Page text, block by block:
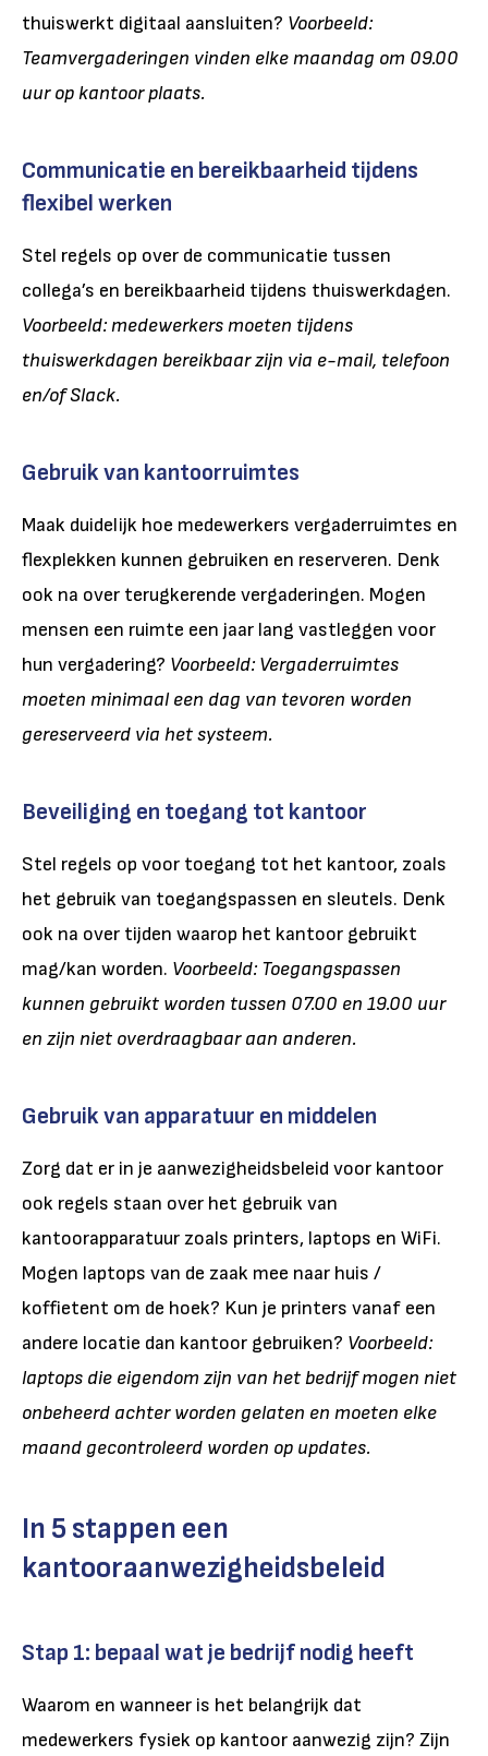
thuiswerkt digitaal aansluiten? Voorbeeld:
Teamvergaderingen vinden elke maandag om 09.00
uur op kantoor plaats.
Communicatie en bereikbaarheid tijdens
flexibel werken
Stel regels op over de communicatie tussen
collega’s en bereikbaarheid tijdens thuiswerkdagen.
Voorbeeld: medewerkers moeten tijdens
thuiswerkdagen bereikbaar zijn via e-mail, telefoon
en/of Slack.
Gebruik van kantoorruimtes
Maak duidelijk hoe medewerkers vergaderruimtes en
flexplekken kunnen gebruiken en reserveren. Denk
ook na over terugkerende vergaderingen. Mogen
mensen een ruimte een jaar lang vastleggen voor
hun vergadering? Voorbeeld: Vergaderruimtes
moeten minimaal een dag van tevoren worden
gereserveerd via het systeem.
Beveiliging en toegang tot kantoor
Stel regels op voor toegang tot het kantoor, zoals
het gebruik van toegangspassen en sleutels. Denk
ook na over tijden waarop het kantoor gebruikt
mag/kan worden. Voorbeeld: Toegangspassen
kunnen gebruikt worden tussen 07.00 en 19.00 uur
en zijn niet overdraagbaar aan anderen.
Gebruik van apparatuur en middelen
Zorg dat er in je aanwezigheidsbeleid voor kantoor
ook regels staan over het gebruik van
kantoorapparatuur zoals printers, laptops en WiFi.
Mogen laptops van de zaak mee naar huis /
koffietent om de hoek? Kun je printers vanaf een
andere locatie dan kantoor gebruiken? Voorbeeld:
laptops die eigendom zijn van het bedrijf mogen niet
onbeheerd achter worden gelaten en moeten elke
maand gecontroleerd worden op updates.
In 5 stappen een
kantooraanwezigheidsbeleid
Stap 1: bepaal wat je bedrijf nodig heeft
Waarom en wanneer is het belangrijk dat
medewerkers fysiek op kantoor aanwezig zijn? Zijn